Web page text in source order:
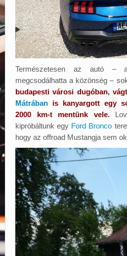
Természetesen az autó –
megcsodálhatta a közönség –
budapesti városi dugóban,
Mátrában is kanyargott egy
2000 km-t mentünk vele.
kipróbáltunk egy Ford Bronco
hogy az offroad Mustangja sem